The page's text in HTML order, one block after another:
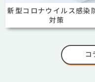
新型コロナウイルス感染
対策
コ